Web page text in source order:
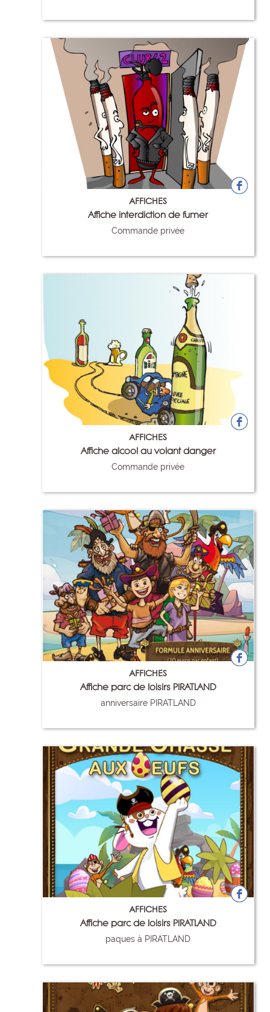
AFFICHES
Affiche interdiction de fumer
Commande privée
AFFICHES
Affiche alcool au volant danger
Commande privée
AFFICHES
Affiche parc de loisirs PIRATLAND
anniversaire PIRATLAND
AFFICHES
Affiche parc de loisirs PIRATLAND
paques à PIRATLAND